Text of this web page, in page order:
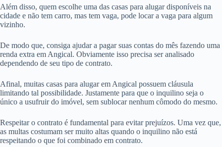
Além disso, quem escolhe uma das casas para alugar disponíveis na
cidade e não tem carro, mas tem vaga, pode locar a vaga para algum
vizinho.
De modo que, consiga ajudar a pagar suas contas do mês fazendo uma
renda extra em Angical. Obviamente isso precisa ser analisado
dependendo de seu tipo de contrato.
Afinal, muitas casas para alugar em Angical possuem cláusula
limitando tal possibilidade. Justamente para que o inquilino seja o
único a usufruir do imóvel, sem sublocar nenhum cômodo do mesmo.
Respeitar o contrato é fundamental para evitar prejuízos. Uma vez que,
as multas costumam ser muito altas quando o inquilino não está
respeitando o que foi combinado em contrato.